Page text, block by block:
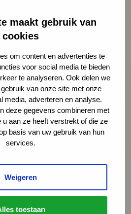
maakt gebruik van
cookies
om content en advertenties te
voor social media te bieden
te analyseren. Ook delen we
van onze site met onze
media, adverteren en analyse.
deze gegevens combineren met
u aan ze heeft verstrekt of die ze
basis van uw gebruik van hun
services.
Weigeren
toestaan
velden aan